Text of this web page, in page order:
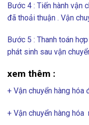
Bước 4 : Tiến hành vận
đã thoải thuận . Vận
Bước 5 : Thanh toán
phát sinh sau vận
xem thêm :
+ Vận chuyển hàng hóa
+ Vận chuyển hàng hóa